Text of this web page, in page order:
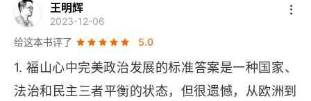
国家也有可能随着时间、环境的变化而走向政治衰
落，比如 20 世纪 70 年代以来的美国。福山认为
美国政治衰落的两大原因是过度制度化和家族制复
辟。
王明辉
2023-12-06
给这本书评了
5.0
1. 福山心中完美政治发展的标准答案是一种国家、
法治和民主三者平衡的状态，但很遗憾，从欧洲到